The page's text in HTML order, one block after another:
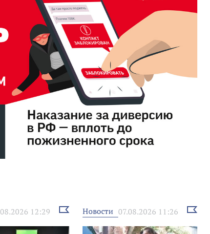
12:29
Выбрать
новость
Новости 07.08.2026 11:26
Выбрать